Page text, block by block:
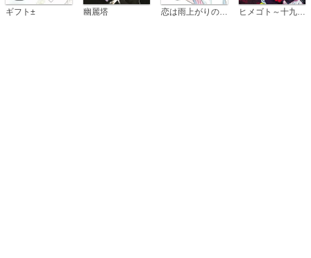
ギフト± 幽麗塔